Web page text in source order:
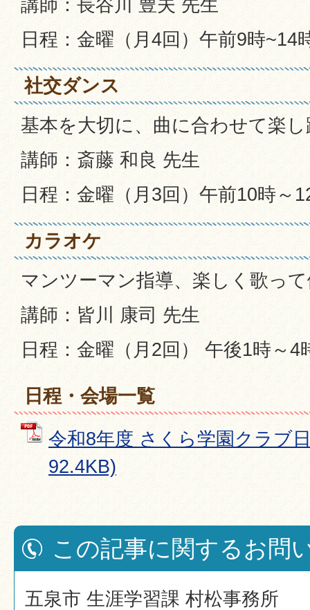
講師：長谷川 豊夫 先生
日程：金曜（月4回）午前9時~14
社交ダンス
基本を大切に、曲に合わせて楽
講師：斎藤 和良 先生
日程：金曜（月3回）午前10時～
カラオケ
マンツーマン指導、楽しく歌っ
講師：皆川 康司 先生
日程：金曜（月2回） 午後1時～4
日程・会場一覧
令和8年度 さくら学園クラブ
92.4KB)
この記事に関するお問
五泉市 生涯学習課 村松事務所